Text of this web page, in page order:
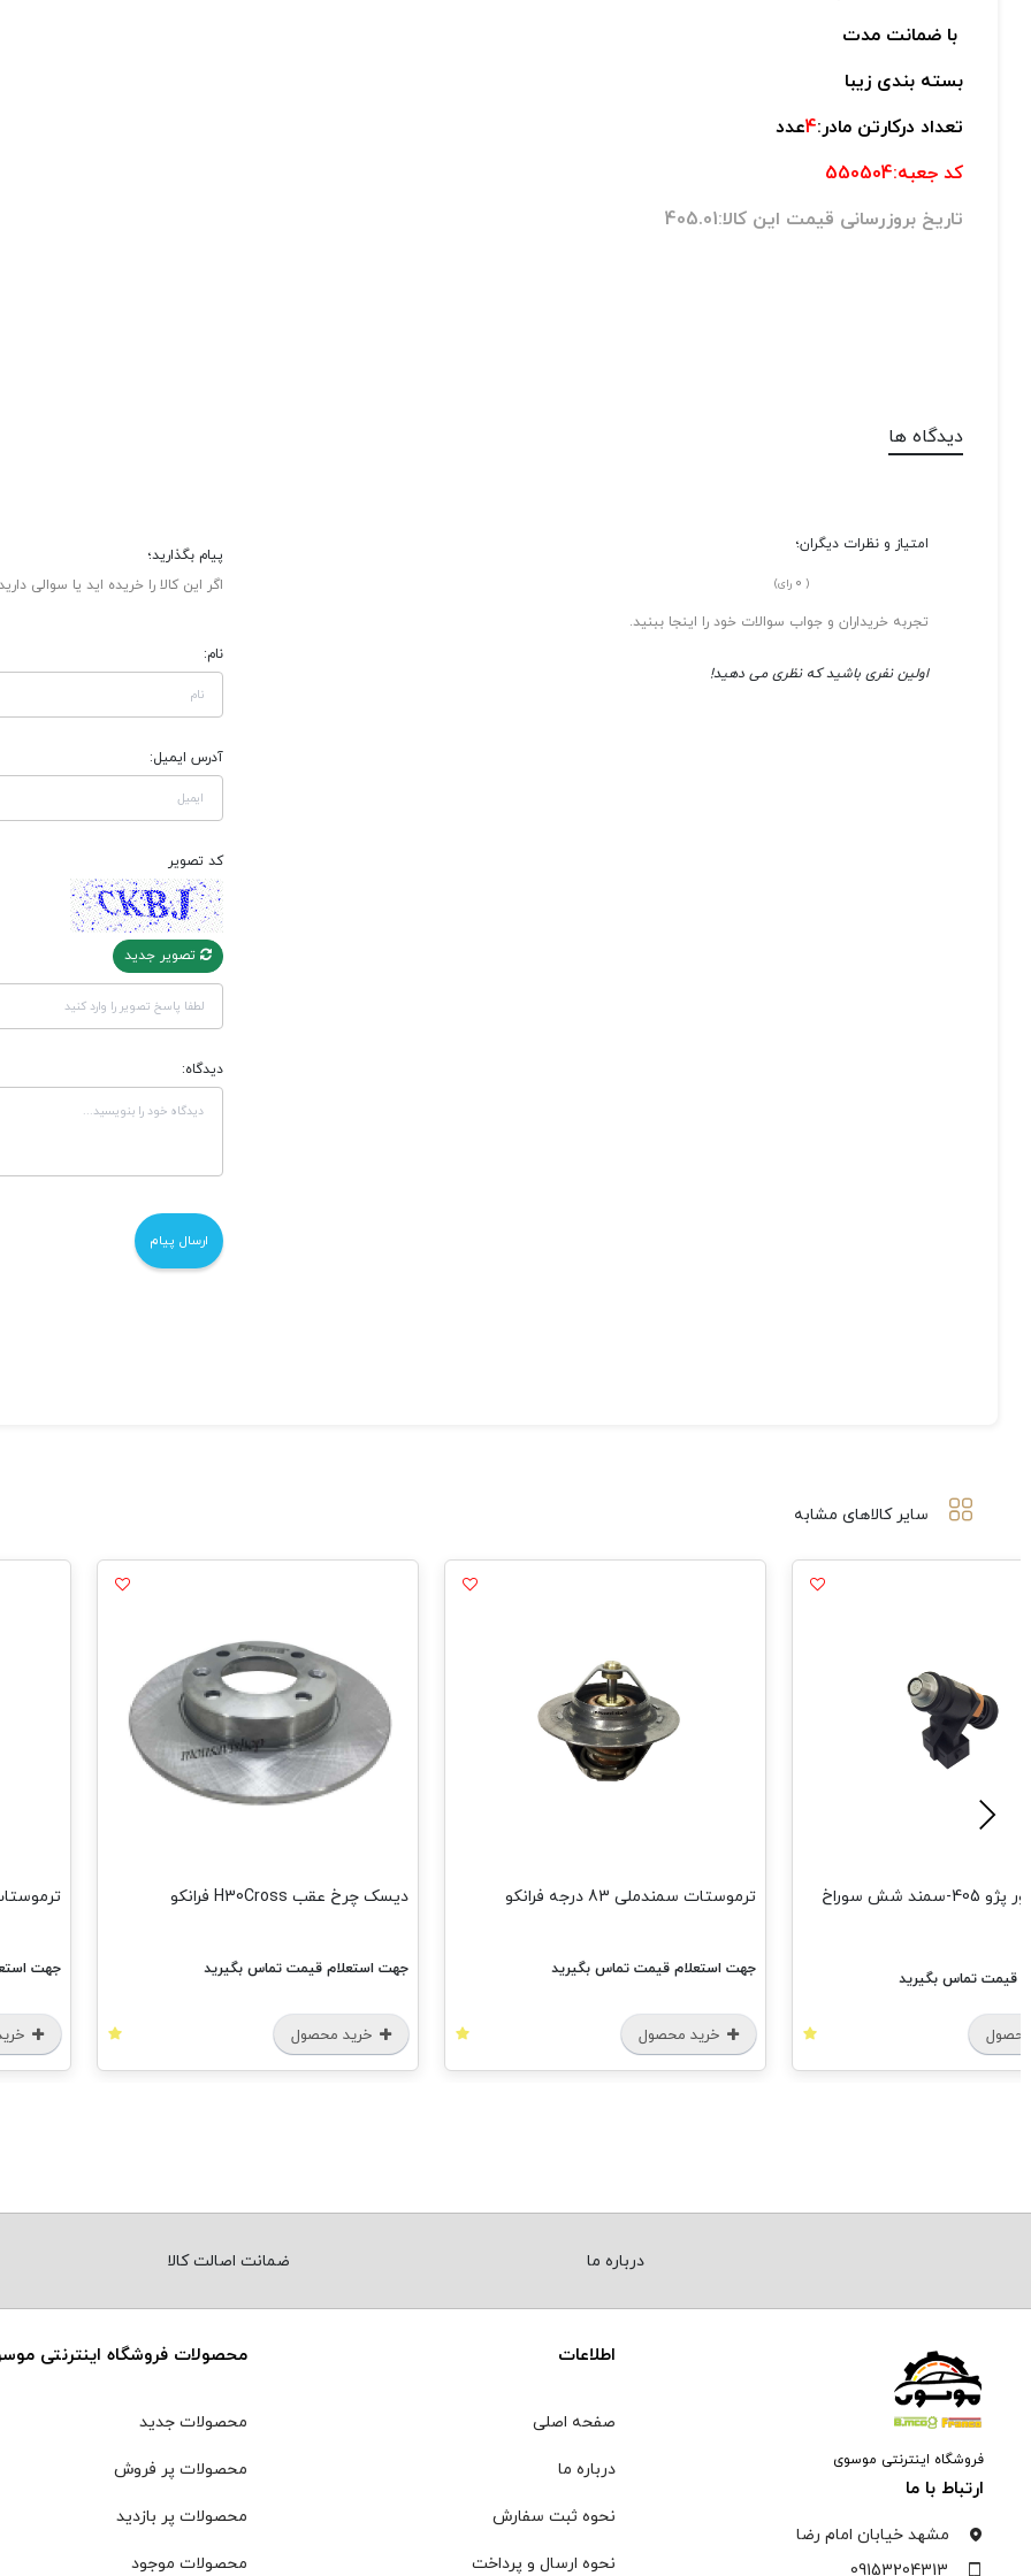
با ضمانت مدت
بسته بندی زیبا
تعداد درکارتن مادر:4عدد
کد جعبه:550504
تاریخ بروزرسانی قیمت این کالا:405.01
دیدگاه ها
امتیاز و نظرات دیگران؛
(
0 رای)
تجربه خریداران و جواب سوالات خود را اینجا ببنید.
اولین نفری باشید که نظری می دهید!
پیام بگذارید؛
اگر این کالا را خریده اید یا سوالی
نام:
آدرس ایمیل:
کد تصویر
تصویر جدید
دیدگاه:
سایر کالاهای مشابه
83 درجه فرانکو
قیمت تماس بگیرید
دیسک چرخ عقب H30Cross فرانکو
جهت استعلام قیمت تماس بگیرید
خرید محصول
ترموستات پژو 206-ال90-89 درجه فرانکو
جهت استعلام قیمت تماس بگیرید
خرید محصول
چدنی اگزوز پژو
جهت
درباره ما ضمانت اصالت کالا
فروشگاه اینترنتی موسوی
ارتباط با ما
مشهد خیابان امام رضا
09153204313
اطلاعات
صفحه اصلی
درباره ما
نحوه ثبت سفارش
نحوه ارسال و پرداخت
محصولات فروشگاه اینترنتی
محصولات جدید
محصولات پر فروش
محصولات پر بازدید
محصولات موجود